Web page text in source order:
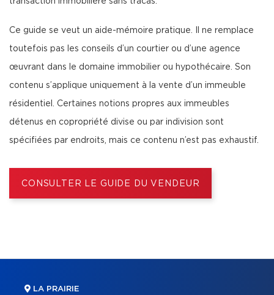
Ce guide se veut un aide-mémoire pratique. Il ne remplace
toutefois pas les conseils d’un courtier ou d’une agence
œuvrant dans le domaine immobilier ou hypothécaire. Son
contenu s’applique uniquement à la vente d’un immeuble
résidentiel. Certaines notions propres aux immeubles
détenus en copropriété divise ou par indivision sont
spécifiées par endroits, mais ce contenu n’est pas exhaustif.
CONSULTER LE GUIDE DU VENDEUR
LA PRAIRIE